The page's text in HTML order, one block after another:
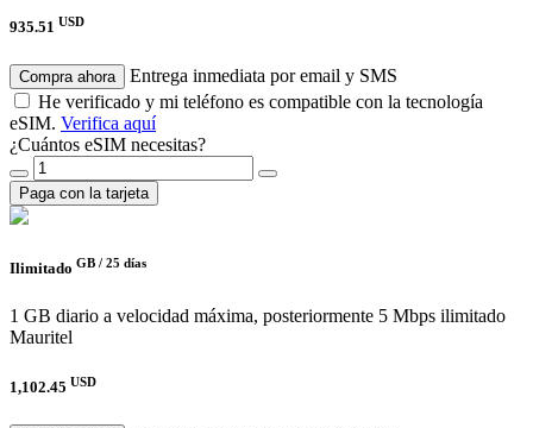
935.51 USD
Compra ahora
Entrega inmediata por email y SMS
He verificado y mi teléfono es compatible con la tecnología
eSIM. Verifica aquí
¿Cuántos eSIM necesitas?
Paga con la tarjeta
Ilimitado GB / 25 días
1 GB diario a velocidad máxima, posteriormente 5 Mbps ilimitado
Mauritel
1,102.45 USD